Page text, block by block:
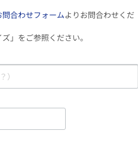
問合わせフォームよりお問合わせくだ
」をご参照ください。